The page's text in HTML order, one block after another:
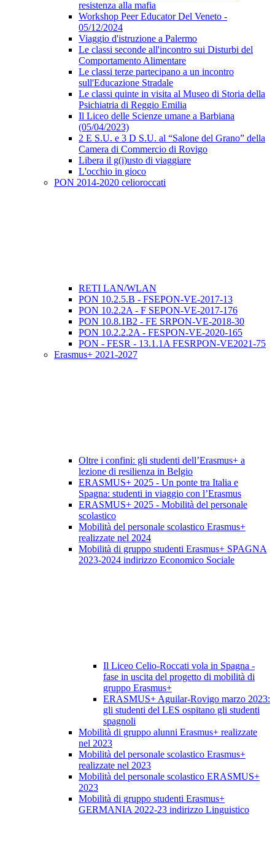
resistenza alla mafia
Workshop Peer Educator Del Veneto -
05/12/2024
Viaggio d'istruzione a Palermo
Le classi seconde all'incontro sui Disturbi del
Comportamento Alimentare
Le classi terze partecipano a un incontro
sull'Educazione Stradale
Le classi quinte in visita al Museo di Storia della
Psichiatria di Reggio Emilia
Il Liceo delle Scienze umane a Barbiana
(05/04/2023)
2 E S.U. e 3 D S.U. al “Salone del Grano” della
Camera di Commercio di Rovigo
Libera il g(i)usto di viaggiare
L'occhio in gioco
PON 2014-2020 celioroccati
RETI LAN/WLAN
PON 10.2.5.B - FSEPON-VE-2017-13
PON 10.2.2A - F SEPON-VE-2017-176
PON 10.8.1B2 - FE SRPON-VE-2018-30
PON 10.2.2.2A - FESPON-VE-2020-165
PON - FESR - 13.1.1A FESRPON-VE2021-75
Erasmus+ 2021-2027
Oltre i confini: gli studenti dell’Erasmus+ a
lezione di resilienza in Belgio
ERASMUS+ 2025 - Un ponte tra Italia e
Spagna: studenti in viaggio con l’Erasmus
ERASMUS+ 2025 - Mobilità del personale
scolastico
Mobilità del personale scolastico Erasmus+
realizzate nel 2024
Mobilità di gruppo studenti Erasmus+ SPAGNA
2023-2024 indirizzo Economico Sociale
Il Liceo Celio-Roccati vola in Spagna -
fase in uscita del progetto di mobilità di
gruppo Erasmus+
ERASMUS+ Aguilar-Rovigo marzo 2023:
gli studenti del LES ospitano gli studenti
spagnoli
Mobilità di gruppo alunni Erasmus+ realizzate
nel 2023
Mobilità del personale scolastico Erasmus+
realizzate nel 2023
Mobilità del personale scolastico ERASMUS+
2023
Mobilità di gruppo studenti Erasmus+
GERMANIA 2022-23 indirizzo Linguistico